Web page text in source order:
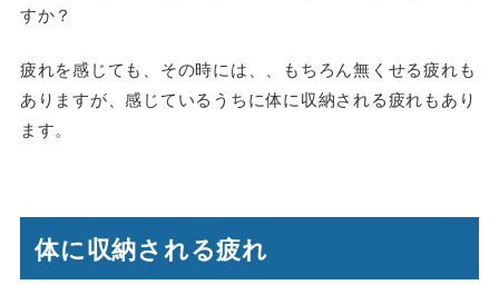
すか？
疲れを感じても、その時には、、もちろん無くせる疲れも
ありますが、感じているうちに体に収納される疲れもあり
ます。
体に収納される疲れ